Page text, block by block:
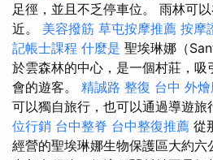
足徑，並且不乏停車位。 雨林可
近。 美容撥筋 草屯按摩推薦 按摩
記帳士課程 什麼是 聖埃琳娜（
於雲森林的中心，是一個村莊，
會的遊客。 精誠路 整復 台中 外
可以獨自旅行，也可以通過導遊旅
位行銷 台中整脊 台中整復推薦 從
經營的聖埃琳娜生物保護區大約六